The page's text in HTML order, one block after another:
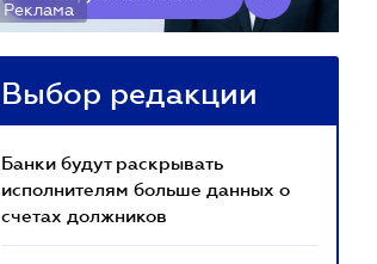
Реклама
Выбор редакции
Банки будут раскрывать
исполнителям больше данных о
счетах должников